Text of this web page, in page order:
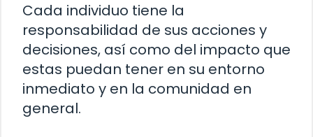
Cada individuo tiene la
responsabilidad de sus acciones y
decisiones, así como del impacto que
estas puedan tener en su entorno
inmediato y en la comunidad en
general.